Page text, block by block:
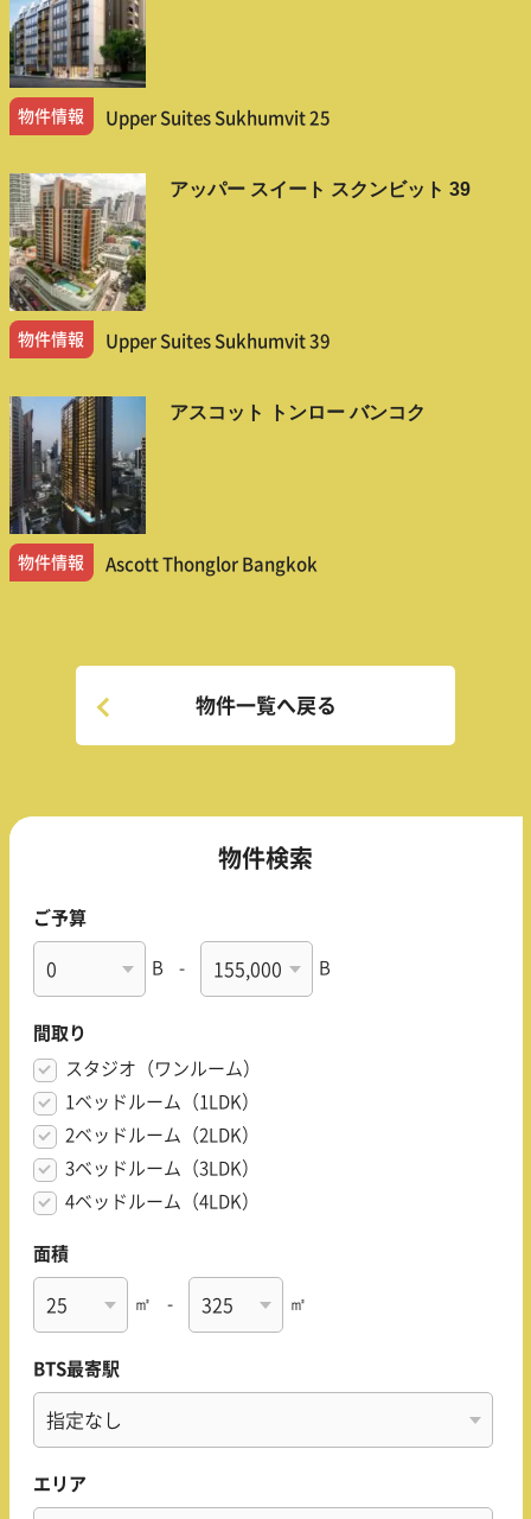
物件情報 Upper Suites Sukhumvit 25
アッパー スイート スクンビット 39
物件情報 Upper Suites Sukhumvit 39
アスコット トンロー バンコク
物件情報 Ascott Thonglor Bangkok
物件一覧へ戻る
物件検索
ご予算
B - B
間取り
スタジオ（ワンルーム）
1ベッドルーム（1LDK）
2ベッドルーム（2LDK）
3ベッドルーム（3LDK）
4ベッドルーム（4LDK）
面積
㎡ - ㎡
BTS最寄駅
エリア